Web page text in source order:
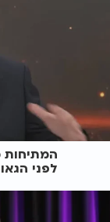
המתיחות
לפני